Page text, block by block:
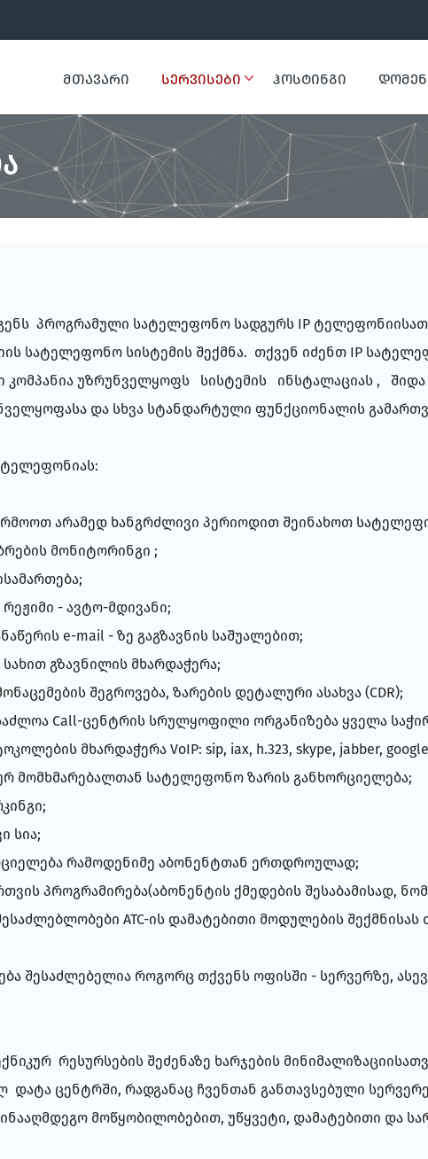
ᲛᲗᲐᲕᲐᲠᲘ ᲡᲔᲠᲕᲘᲡᲔᲑᲘ ᲰᲝᲡᲢᲘᲜᲒᲘ
პროგრამული სატელეფონო სადგურს IP
სატელეფონო სისტემის შექმნა. თქვენ იძენთ IP
უზრუნველყოფს სისტემის ინსტალაციას , შიდა
და სხვა სტანდარტული ფუნქციონალის
ტელეფონიას:
არამედ ხანგრძლივი პერიოდით შეინახოთ
მონიტორინგი ;
რეჟიმი - ავტო-მდივანი;
e-mail - ზე გაგზავნის საშუალებით;
გზავნილის მხარდაჭერა;
შეგროვება, ზარების დეტალური ასახვა (CDR);
Сall-ცენტრის სრულყოფილი ორგანიზება ყველა
მხარდაჭერა VoIP: sip, iax, h.323, skype, jabber,
მომხმარებალთან სატელეფონო ზარის განხორციელება;
სია;
რამოდენიმე აბონენტთან ერთდროულად;
პროგრამირება(აბონენტის ქმედების შესაბამისად,
АТС-ის დამატებითი მოდულების
შესაძლებელია როგორც თქვენს ოფისში - სერვერზე,
რესურსების შეძენაზე ხარჯების
დატა ცენტრში, რადგანაც ჩვენთან განთავსებული
მოწყობილობებით, უწყვეტი, დამატებითი და